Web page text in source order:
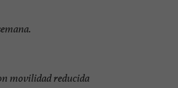
movilidad reducida